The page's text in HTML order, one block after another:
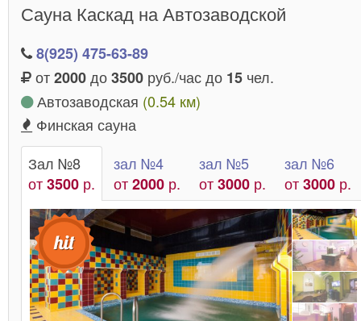
Сауна Каскад на Автозаводской
8(925) 475-63-89
от2000до3500 руб./час до 15 чел.
Автозаводская (0.54 км)
Финская сауна
Зал №8
от3500 р.
зал №4
от2000 р.
зал №5
от3000 р.
зал №6
от3000 р.